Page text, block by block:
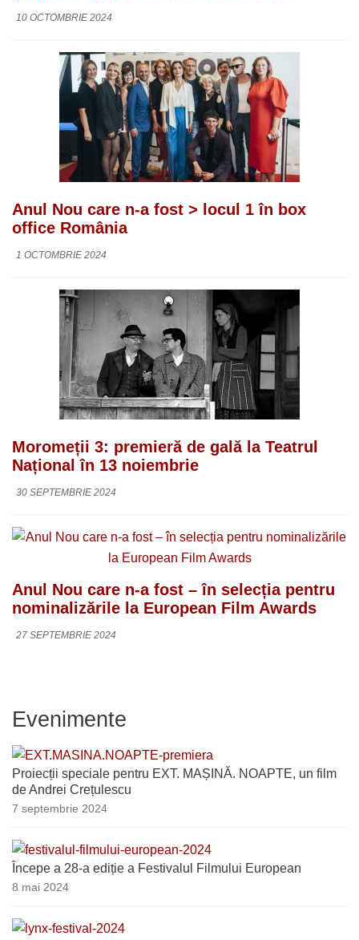
10 OCTOMBRIE 2024
Anul Nou care n-a fost > locul 1 în box
office România
1 OCTOMBRIE 2024
Moromeții 3: premieră de gală la Teatrul
Național în 13 noiembrie
30 SEPTEMBRIE 2024
Anul Nou care n-a fost – în selecția pentru
nominalizările la European Film Awards
27 SEPTEMBRIE 2024
Evenimente
Proiecții speciale pentru EXT. MAȘINĂ. NOAPTE, un film
de Andrei Crețulescu
7 septembrie 2024
Începe a 28-a ediție a Festivalul Filmului European
8 mai 2024